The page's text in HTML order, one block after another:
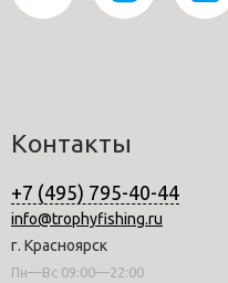
Контакты
+7 (495) 795-40-44
info@trophyfishing.ru
г. Красноярск
Пн—Вс 09:00—22:00